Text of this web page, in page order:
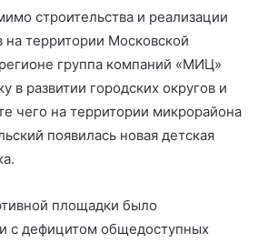
строительства и реализации
на территории Московской
группа компаний «МИЦ»
в развитии городских округов и
чего на территории микрорайона
появилась новая детская
площадки было
с дефицитом общедоступных